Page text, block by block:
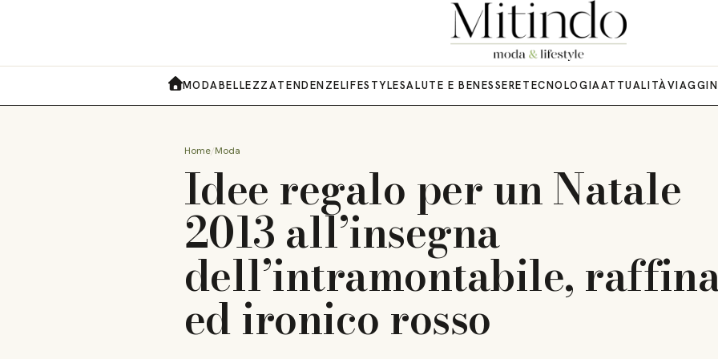
MODABELLEZZATENDENZELIFESTYLESALUTE E BENESSERETECNOLOGIAATTUALITÀVIAGGI
Home Moda
Idee regalo per un Natale
2013 all’insegna
dell’intramontabile,
ed ironico rosso